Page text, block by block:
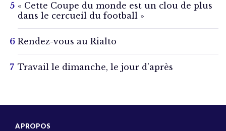
« Cette Coupe du monde est un clou de plus
dans le cercueil du football »
Rendez-vous au Rialto
Travail le dimanche, le jour d’après
A PROPOS